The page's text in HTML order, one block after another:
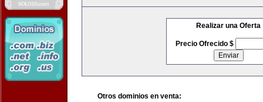
Realizar una Oferta
Precio Ofrecido $
Otros dominios en venta: